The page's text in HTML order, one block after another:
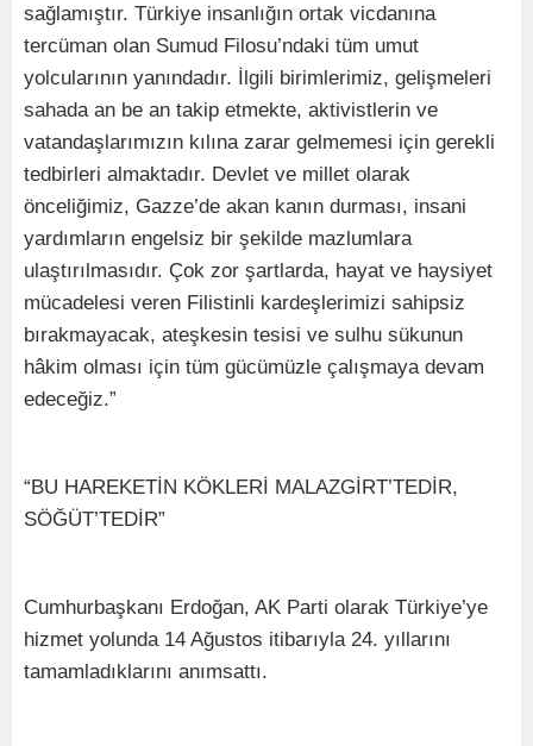
sağlamıştır. Türkiye insanlığın ortak vicdanına
tercüman olan Sumud Filosu’ndaki tüm umut
yolcularının yanındadır. İlgili birimlerimiz, gelişmeleri
sahada an be an takip etmekte, aktivistlerin ve
vatandaşlarımızın kılına zarar gelmemesi için gerekli
tedbirleri almaktadır. Devlet ve millet olarak
önceliğimiz, Gazze’de akan kanın durması, insani
yardımların engelsiz bir şekilde mazlumlara
ulaştırılmasıdır. Çok zor şartlarda, hayat ve haysiyet
mücadelesi veren Filistinli kardeşlerimizi sahipsiz
bırakmayacak, ateşkesin tesisi ve sulhu sükunun
hâkim olması için tüm gücümüzle çalışmaya devam
edeceğiz.”
“BU HAREKETİN KÖKLERİ MALAZGİRT’TEDİR,
SÖĞÜT’TEDİR”
Cumhurbaşkanı Erdoğan, AK Parti olarak Türkiye’ye
hizmet yolunda 14 Ağustos itibarıyla 24. yıllarını
tamamladıklarını anımsattı.